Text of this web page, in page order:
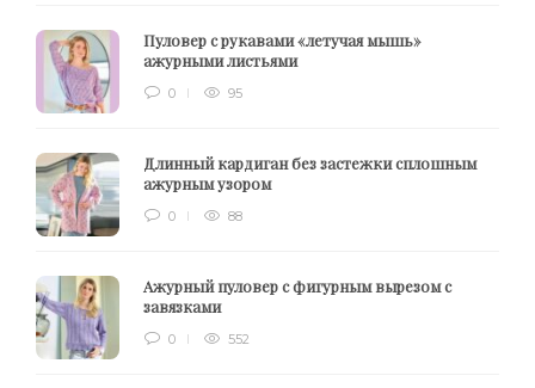
Пуловер с рукавами «летучая мышь»
ажурными листьями
0 95
Длинный кардиган без застежки сплошным
ажурным узором
0 88
Ажурный пуловер с фигурным вырезом с
завязками
0 552